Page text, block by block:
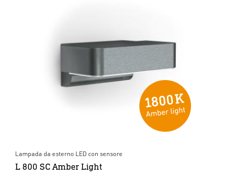
Lampada da esterno LED con sensore
L 800 SC Amber Light